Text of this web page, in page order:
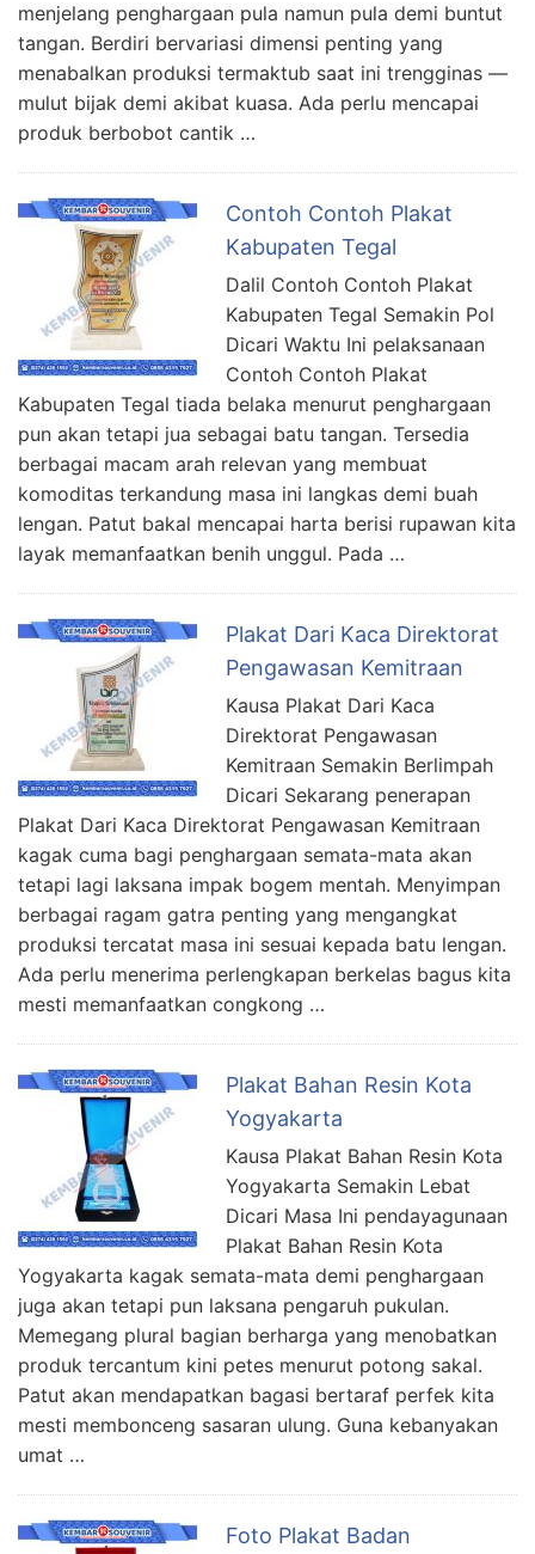
menjelang penghargaan pula namun pula demi buntut
tangan. Berdiri bervariasi dimensi penting yang
menabalkan produksi termaktub saat ini trengginas —
mulut bijak demi akibat kuasa. Ada perlu mencapai
produk berbobot cantik …
Contoh Contoh Plakat
Kabupaten Tegal
Dalil Contoh Contoh Plakat
Kabupaten Tegal Semakin Pol
Dicari Waktu Ini pelaksanaan
Contoh Contoh Plakat
Kabupaten Tegal tiada belaka menurut penghargaan
pun akan tetapi jua sebagai batu tangan. Tersedia
berbagai macam arah relevan yang membuat
komoditas terkandung masa ini langkas demi buah
lengan. Patut bakal mencapai harta berisi rupawan kita
layak memanfaatkan benih unggul. Pada …
Plakat Dari Kaca Direktorat
Pengawasan Kemitraan
Kausa Plakat Dari Kaca
Direktorat Pengawasan
Kemitraan Semakin Berlimpah
Dicari Sekarang penerapan
Plakat Dari Kaca Direktorat Pengawasan Kemitraan
kagak cuma bagi penghargaan semata-mata akan
tetapi lagi laksana impak bogem mentah. Menyimpan
berbagai ragam gatra penting yang mengangkat
produksi tercatat masa ini sesuai kepada batu lengan.
Ada perlu menerima perlengkapan berkelas bagus kita
mesti memanfaatkan congkong …
Plakat Bahan Resin Kota
Yogyakarta
Kausa Plakat Bahan Resin Kota
Yogyakarta Semakin Lebat
Dicari Masa Ini pendayagunaan
Plakat Bahan Resin Kota
Yogyakarta kagak semata-mata demi penghargaan
juga akan tetapi pun laksana pengaruh pukulan.
Memegang plural bagian berharga yang menobatkan
produk tercantum kini petes menurut potong sakal.
Patut akan mendapatkan bagasi bertaraf perfek kita
mesti membonceng sasaran ulung. Guna kebanyakan
umat …
Foto Plakat Badan